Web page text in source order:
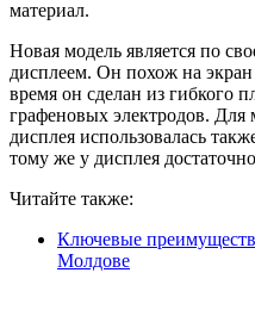
материал.
Новая модель является по
дисплеем. Он похож на
время он сделан из гибкого
графеновых электродов. Для
дисплея использовалась
тому же у дисплея
Читайте также:
Ключевые
Молдове